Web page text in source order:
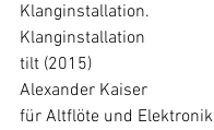
Klanginstallation.
Klanginstallation
tilt (2015)
Alexander Kaiser
für Altflöte und Elektronik